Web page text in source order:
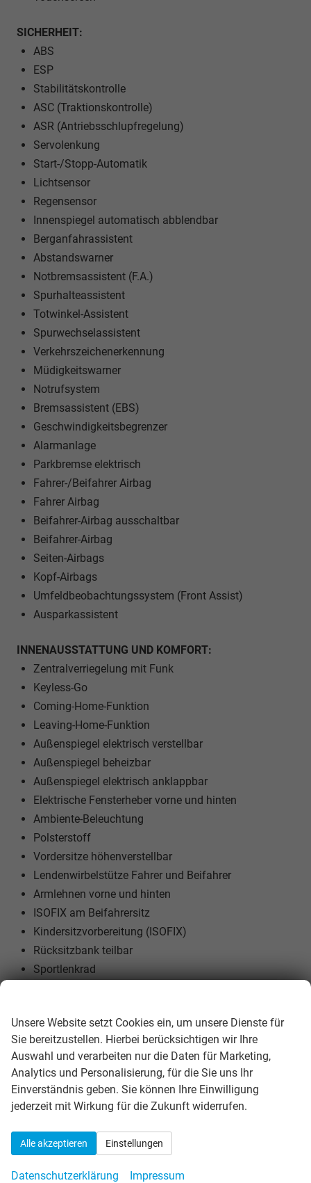
SICHERHEIT:
ABS
ESP
Stabilitätskontrolle
ASC (Traktionskontrolle)
ASR (Antriebsschlupfregelung)
Servolenkung
Start-/Stopp-Automatik
Lichtsensor
Regensensor
Innenspiegel automatisch abblendbar
Berganfahrassistent
Abstandswarner
Notbremsassistent (F.A.)
Spurhalteassistent
Totwinkel-Assistent
Spurwechselassistent
Verkehrszeichenerkennung
Müdigkeitswarner
Notrufsystem
Bremsassistent (EBS)
Geschwindigkeitsbegrenzer
Alarmanlage
Parkbremse elektrisch
Fahrer-/Beifahrer Airbag
Fahrer Airbag
Beifahrer-Airbag ausschaltbar
Beifahrer-Airbag
Seiten-Airbags
Kopf-Airbags
Umfeldbeobachtungssystem (Front Assist)
Ausparkassistent
INNENAUSSTATTUNG UND KOMFORT:
Zentralverriegelung mit Funk
Keyless-Go
Coming-Home-Funktion
Leaving-Home-Funktion
Außenspiegel elektrisch verstellbar
Außenspiegel beheizbar
Außenspiegel elektrisch anklappbar
Elektrische Fensterheber vorne und hinten
Ambiente-Beleuchtung
Polsterstoff
Vordersitze höhenverstellbar
Lendenwirbelstütze Fahrer und Beifahrer
Armlehnen vorne und hinten
ISOFIX am Beifahrersitz
Kindersitzvorbereitung (ISOFIX)
Rücksitzbank teilbar
Sportlenkrad
Schaltwippen am Lenkrad
Komfortsitz
EXTRAS:
Doppelter Laderaumboden
LM-Felgen
Metallic
Sommerreifen
Unsere Website setzt Cookies ein, um unsere Dienste für
Sie bereitzustellen. Hierbei berücksichtigen wir Ihre
Auswahl und verarbeiten nur die Daten für Marketing,
Analytics und Personalisierung, für die Sie uns Ihr
Einverständnis geben. Sie können Ihre Einwilligung
jederzeit mit Wirkung für die Zukunft widerrufen.
Alle akzeptieren Einstellungen
Datenschutzerklärung Impressum